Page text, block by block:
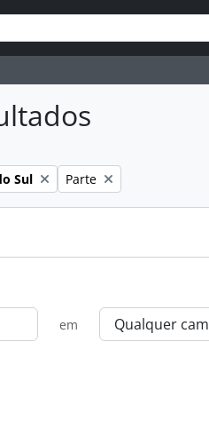
busca
Sul Remover filtro:
Parte
em